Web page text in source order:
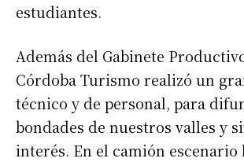
estudiantes.
Además del Gabinete
Córdoba Turismo realizó un
técnico y de personal, para
bondades de nuestros valles y
interés. En el camión escenario